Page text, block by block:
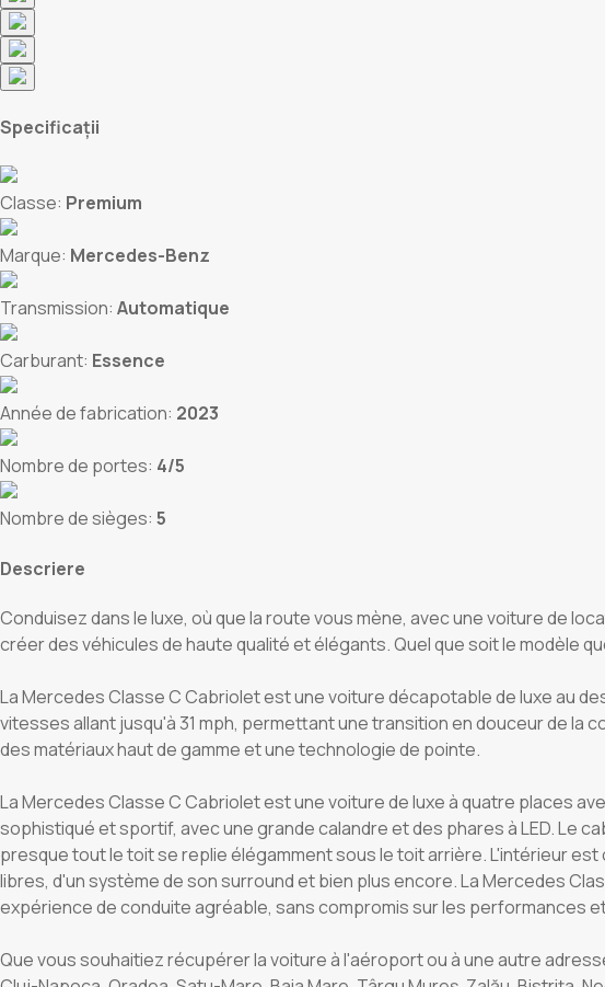
Specificații
Classe: Premium
Marque: Mercedes-Benz
Transmission: Automatique
Carburant: Essence
Année de fabrication: 2023
Nombre de portes: 4/5
Nombre de sièges: 5
Descriere
Conduisez dans le luxe, où que la route vous mène, avec une voiture de
créer des véhicules de haute qualité et élégants. Quel que soit le modèle
La Mercedes Classe C Cabriolet est une voiture décapotable de luxe au
vitesses allant jusqu'à 31 mph, permettant une transition en douceur de la
des matériaux haut de gamme et une technologie de pointe.
La Mercedes Classe C Cabriolet est une voiture de luxe à quatre places
sophistiqué et sportif, avec une grande calandre et des phares à LED. Le
presque tout le toit se replie élégamment sous le toit arrière. L'intérieur
libres, d'un système de son surround et bien plus encore. La Mercedes
expérience de conduite agréable, sans compromis sur les performances
Que vous souhaitiez récupérer la voiture à l'aéroport ou à une autre